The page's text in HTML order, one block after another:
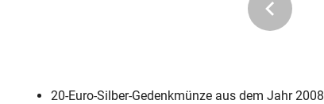
20-Euro-Silber-Gedenkmünze aus dem Jahr 2008